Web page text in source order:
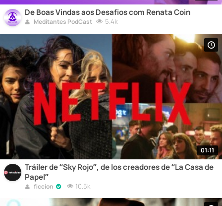
De Boas Vindas aos Desafios com Renata Coin
Meditantes PodCast 5.4k
01:11
Tráiler de “Sky Rojo”, de los creadores de “La Casa de
Papel”
ficcion 10.5k